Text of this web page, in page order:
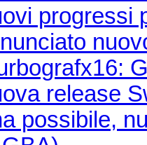
progressi
release
possibile,